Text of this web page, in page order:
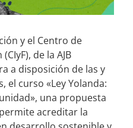
y el Centro de
de la AJB
a disposición de las y
el curso «Ley Yolanda:
una propuesta
acreditar la